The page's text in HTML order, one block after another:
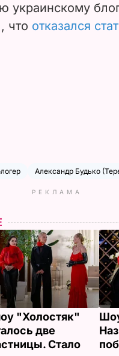
украинскому
что отказался
Александр Будько
РЕКЛАМА
"Холостяк"
две
Стало